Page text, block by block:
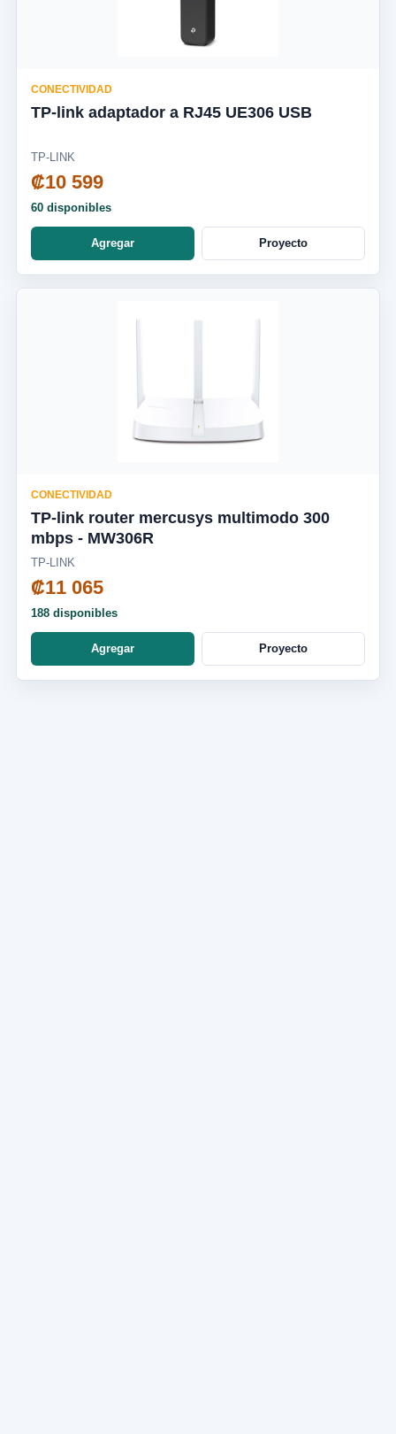
CONECTIVIDAD
TP-link adaptador a RJ45 UE306 USB
TP-LINK
₡10 599
60 disponibles
Agregar Proyecto
CONECTIVIDAD
TP-link router mercusys multimodo 300
mbps - MW306R
TP-LINK
₡11 065
188 disponibles
Agregar Proyecto